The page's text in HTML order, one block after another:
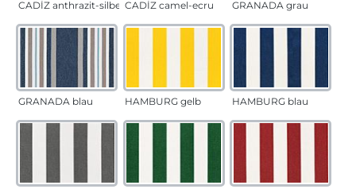
CADÍZ anthrazit-silber CADÍZ camel-ecru GRANADA grau
GRANADA blau HAMBURG gelb HAMBURG blau